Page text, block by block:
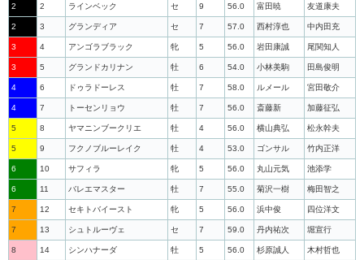
2 2 ラインベック セ 9 56.0 富田暁 友道康夫
2 3 グランディア セ 7 57.0 西村淳也 中内田充
3 4 アンゴラブラック 牝 5 56.0 岩田康誠 尾関知人
3 5 グランドカリナン 牡 6 54.0 小林美駒 田島俊明
4 6 ドゥラドーレス 牡 7 58.0 ルメール 宮田敬介
4 7 トーセンリョウ 牡 7 56.0 斎藤新 加藤征弘
5 8 ヤマニンブークリエ 牡 4 56.0 横山典弘 松永幹夫
5 9 フクノブルーレイク 牡 4 53.0 ゴンサル 竹内正洋
6 10 サフィラ 牝 5 56.0 丸山元気 池添学
6 11 バレエマスター 牡 7 55.0 菊沢一樹 梅田智之
7 12 セキトバイースト 牝 5 56.0 浜中俊 四位洋文
7 13 シュトルーヴェ セ 7 59.0 丹内祐次 堀宣行
8 14 シンハナーダ 牡 5 56.0 杉原誠人 木村哲也